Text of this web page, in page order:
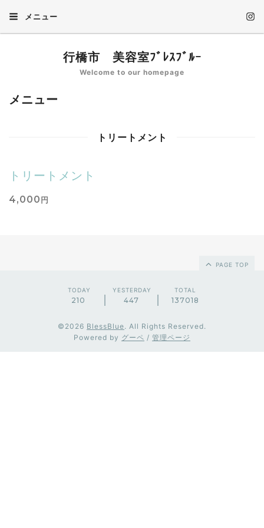
メニュー
行橋市 美容室ﾌﾞﾚｽﾌﾞﾙｰ
Welcome to our homepage
メニュー
トリートメント
トリートメント
4,000 円
PAGE TOP
TODAY
210
YESTERDAY
447
TOTAL
137018
©2026 BlessBlue. All Rights Reserved.
Powered by グーペ / 管理ページ